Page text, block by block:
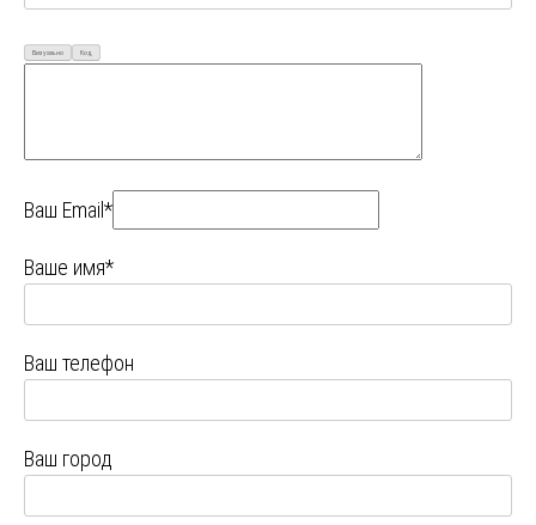
Визуально Код
Ваш Email*
Ваше имя*
Ваш телефон
Ваш город